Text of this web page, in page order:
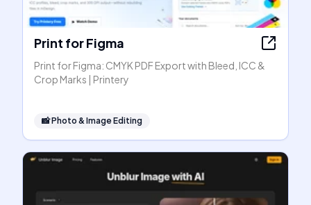
Print for Figma
Print for Figma: CMYK PDF Export with Bleed, ICC &
Crop Marks | Printery
📸Photo & Image Editing